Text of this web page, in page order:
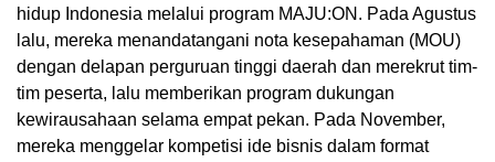
hidup Indonesia melalui program MAJU:ON. Pada Agustus
lalu, mereka menandatangani nota kesepahaman (MOU)
dengan delapan perguruan tinggi daerah dan merekrut tim-
tim peserta, lalu memberikan program dukungan
kewirausahaan selama empat pekan. Pada November,
mereka menggelar kompetisi ide bisnis dalam format